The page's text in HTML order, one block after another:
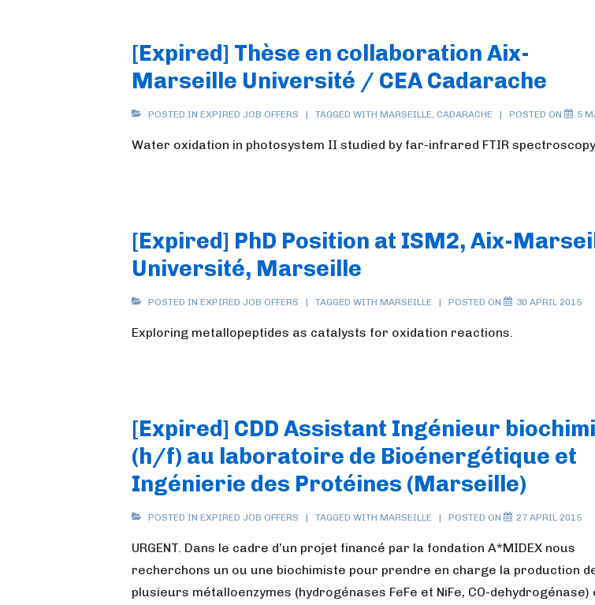
[Expired] Thèse en collaboration Aix-
Marseille Université / CEA Cadarache
POSTED IN EXPIRED JOB OFFERS TAGGED WITH MARSEILLE, CADARACHE POSTED ON 5
Water oxidation in photosystem II studied by far-infrared FTIR spectroscopy
[Expired] PhD Position at ISM2, Aix-
Université, Marseille
POSTED IN EXPIRED JOB OFFERS TAGGED WITH MARSEILLE POSTED ON 30 APRIL 2015
Exploring metallopeptides as catalysts for oxidation reactions.
[Expired] CDD Assistant Ingénieur
(h/f) au laboratoire de Bioénergétique et
Ingénierie des Protéines (Marseille)
POSTED IN EXPIRED JOB OFFERS TAGGED WITH MARSEILLE POSTED ON 27 APRIL 2015
URGENT. Dans le cadre d’un projet financé par la fondation A*MIDEX nous
recherchons un ou une biochimiste pour prendre en charge la production
plusieurs métalloenzymes (hydrogénases FeFe et NiFe, CO-dehydrogénase)